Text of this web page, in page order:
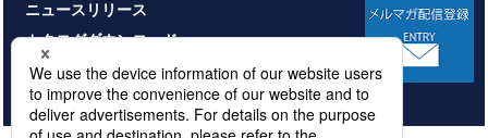
ニュースリリース
カタログダウンロード
お問い合わせ